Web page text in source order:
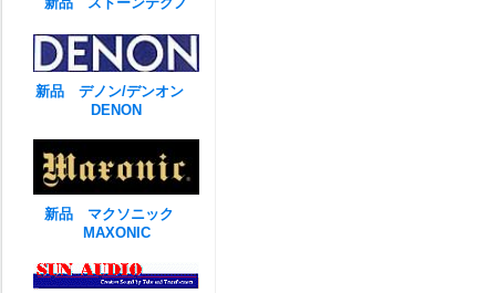
新品 デノン/デンオン
DENON
新品 マクソニック
MAXONIC